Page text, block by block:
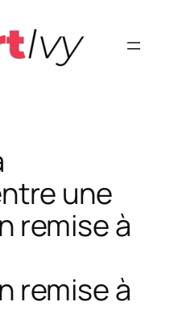
une
remise à
remise à